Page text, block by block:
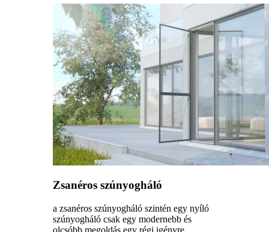
Zsanéros szúnyogháló
a zsanéros szúnyogháló szintén egy nyíló
szúnyogháló csak egy modernebb és
olcsóbb megoldás egy régi igényre.